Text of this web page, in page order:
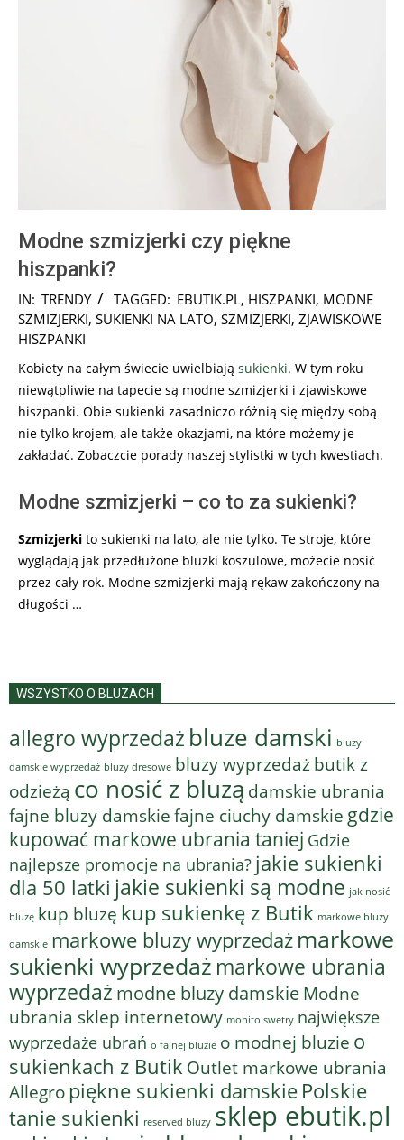
Modne szmizjerki czy piękne
hiszpanki?
2018-
08-
16
IN: TRENDY TAGGED: EBUTIK.PL, HISZPANKI, MODNE
SZMIZJERKI, SUKIENKI NA LATO, SZMIZJERKI, ZJAWISKOWE
HISZPANKI
Kobiety na całym świecie uwielbiają sukienki. W tym roku
niewątpliwie na tapecie są modne szmizjerki i zjawiskowe
hiszpanki. Obie sukienki zasadniczo różnią się między sobą
nie tylko krojem, ale także okazjami, na które możemy je
zakładać. Zobaczcie porady naszej stylistki w tych kwestiach.
Modne szmizjerki – co to za sukienki?
Szmizjerki to sukienki na lato, ale nie tylko. Te stroje, które
wyglądają jak przedłużone bluzki koszulowe, możecie nosić
przez cały rok. Modne szmizjerki mają rękaw zakończony na
długości …
WSZYSTKO O BLUZACH
allegro wyprzedaż bluze damski bluzy
damskie wyprzedaż bluzy dresowe bluzy wyprzedaż butik z
odzieżą co nosić z bluzą damskie ubrania
fajne bluzy damskiefajne ciuchy damskie gdzie
kupować markowe ubrania taniej Gdzie
najlepsze promocje na ubrania? jakie sukienki
dla 50 latki jakie sukienki są modne jak nosić
bluzę kup bluzę kup sukienkę z Butik markowe bluzy
damskie markowe bluzy wyprzedaż markowe
sukienki wyprzedaż markowe ubrania
wyprzedaż modne bluzy damskie Modne
ubrania sklep internetowy mohito swetry największe
wyprzedaże ubrań o fajnej bluzie o modnej bluzie o
sukienkach z Butik Outlet markowe ubrania
Allegropiękne sukienki damskie Polskie
tanie sukienki reserved bluzy sklep ebutik.pl